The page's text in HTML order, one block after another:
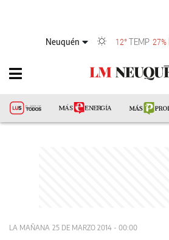
Neuquén 12° TEMP 27%
LA MAÑANA 25 DE MARZO 2014 - 00:00